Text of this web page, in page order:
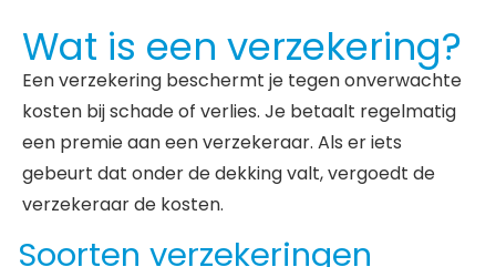
Wat is een verzekering?
Een verzekering beschermt je tegen onverwachte
kosten bij schade of verlies. Je betaalt regelmatig
een premie aan een verzekeraar. Als er iets
gebeurt dat onder de dekking valt, vergoedt de
verzekeraar de kosten.
Soorten verzekeringen